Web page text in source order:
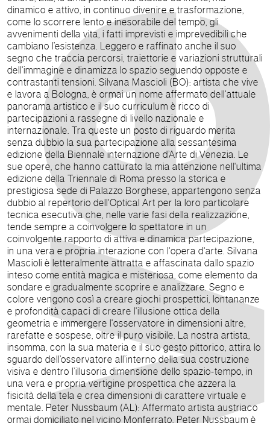
dinamico e attivo, in continuo divenire e trasformazione,
come lo scorrere lento e inesorabile del tempo, gli
avvenimenti della vita, i fatti imprevisti e imprevedibili che
cambiano l’esistenza. Leggero e raffinato anche il suo
segno che traccia percorsi, traiettorie e variazioni strutturali
dell'immagine e dinamizza lo spazio seguendo opposte e
contrastanti tensioni. Silvana Mascioli (BO): artista che vive
e lavora a Bologna, è ormai un nome affermato dell'attuale
panorama artistico e il suo curriculum è ricco di
partecipazioni a rassegne di livello nazionale e
internazionale. Tra queste un posto di riguardo merita
senza dubbio la sua partecipazione alla sessantesima
edizione della Biennale internazione d’Arte di Venezia. Le
sue opere, che hanno catturato la mia attenzione nell'ultima
edizione della Triennale di Roma presso la storica e
prestigiosa sede di Palazzo Borghese, appartengono senza
dubbio al repertorio dell'Optical Art per la loro particolare
tecnica esecutiva che, nelle varie fasi della realizzazione,
tende sempre a coinvolgere lo spettatore in un
coinvolgente rapporto di attiva e dinamica partecipazione,
in una vera e propria interazione con l'opera d'arte. Silvana
Mascioli è letteralmente attratta e affascinata dallo spazio
inteso come entità magica e misteriosa, come elemento da
sondare e gradualmente scoprire e analizzare. Segno e
colore vengono così a creare giochi prospettici, lontananze
e profondità capaci di creare l'illusione ottica della
geometria e immergere l'osservatore in dimensioni altre,
rarefatte e sospese, oltre il puro visibile. La nostra artista,
insomma, con la sua materia e il suo gesto pittorico, attira lo
sguardo dell’osservatore all’interno della sua costruzione
visiva e dentro l’illusoria dimensione dello spazio-tempo, in
una vera e propria vertigine prospettica che azzera la
fisicità della tela e crea dimensioni di carattere virtuale e
mentale. Peter Nussbaum (AL): Affermato artista austriaco
ormai domiciliato nel vicino Monferrato, Peter Nussbaum è